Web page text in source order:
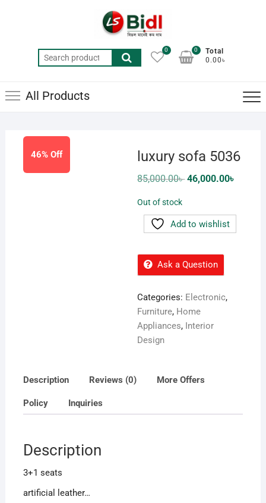
Search
for:
0
Total
0.00৳
0
All Products
46% Off luxury sofa 5036
85,000.00৳Original
price
46,000.00৳
Out of stock
Add to wishlist
Ask a Question
Categories: Electronic,
Furniture, Home
Appliances, Interior
Design
Description Reviews (0) More Offers
Policy Inquiries
Description
3+1 seats
artificial leather…